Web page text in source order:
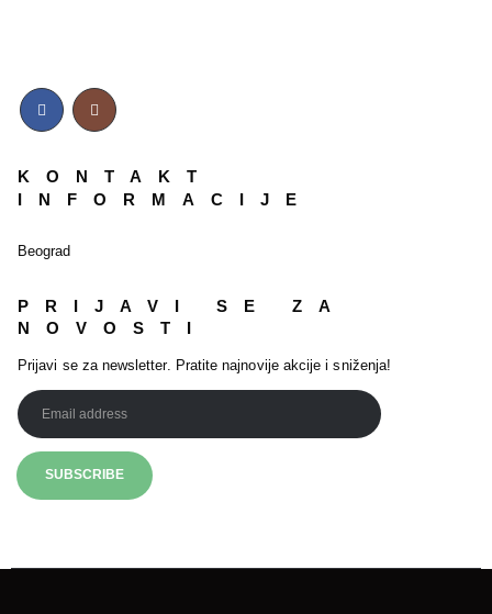
KONTAKT
INFORMACIJE
Beograd
PRIJAVI SE ZA
NOVOSTI
Prijavi se za newsletter. Pratite najnovije akcije i sniženja!